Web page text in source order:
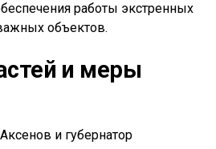
работы экстренных
объектов.
и меры
и губернатор